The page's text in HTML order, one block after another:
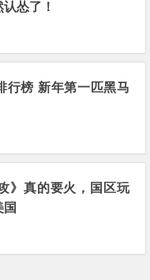
怂了！
行榜 新年第一匹黑马
》真的要火，国区玩
国